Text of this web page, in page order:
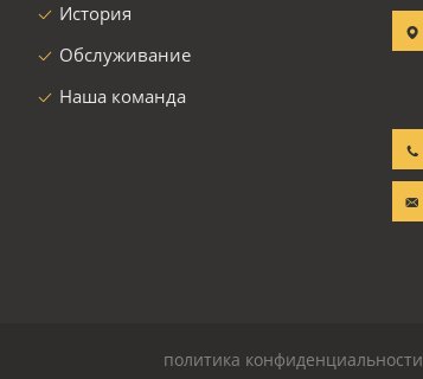
История
Обслуживание
Наша команда
политика конфиденциальности